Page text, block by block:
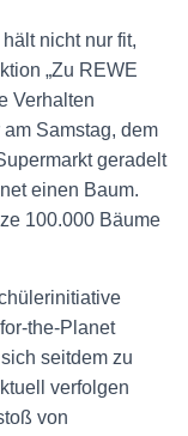
L
T
nicht nur fit,
„Zu REWE
Verhalten
Samstag, dem
geradelt
einen Baum.
100.000 Bäume
the-Planet
seitdem zu
verfolgen
von